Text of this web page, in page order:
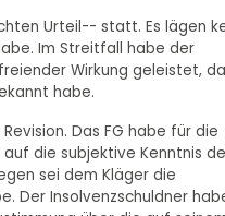
Urteil-- statt. Es lägen
Im Streitfall habe der
Wirkung geleistet,
habe.
Das FG habe für die
die subjektive Kenntnis
sei dem Kläger die
Der Insolvenzschuldner